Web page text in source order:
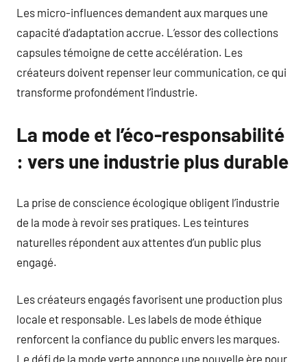
Les micro-influences demandent aux marques une
capacité d’adaptation accrue. L’essor des collections
capsules témoigne de cette accélération. Les
créateurs doivent repenser leur communication, ce qui
transforme profondément l’industrie.
La mode et l’éco-responsabilité
: vers une industrie plus durable
La prise de conscience écologique obligent l’industrie
de la mode à revoir ses pratiques. Les teintures
naturelles répondent aux attentes d’un public plus
engagé.
Les créateurs engagés favorisent une production plus
locale et responsable. Les labels de mode éthique
renforcent la confiance du public envers les marques.
Le défi de la mode verte annonce une nouvelle ère pour